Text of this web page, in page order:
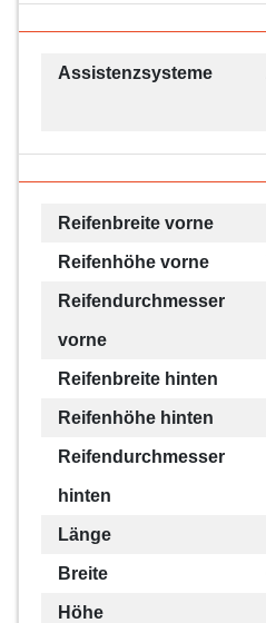
Assistenzsysteme
Reifenbreite vorne
Reifenhöhe vorne
Reifendurchmesser
vorne
Reifenbreite hinten
Reifenhöhe hinten
Reifendurchmesser
hinten
Länge
Breite
Höhe